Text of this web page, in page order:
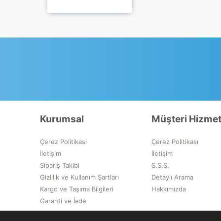
Yüz Koruma
Solunum
add
Ürünleri
Çalışma
Ekipmanları
Yüz Koruma
Kurumsal
Çerez Politikası
İletişim
Sipariş Takibi
Gizlilik ve Kullanım Şartları
Kargo ve Taşıma Bilgileri
Garanti ve İade
Müşteri
Çerez Politikası
İletişim
S.S.S.
Detaylı Arama
Hakkımızda